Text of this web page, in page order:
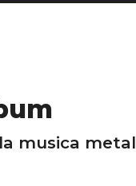
musica metal